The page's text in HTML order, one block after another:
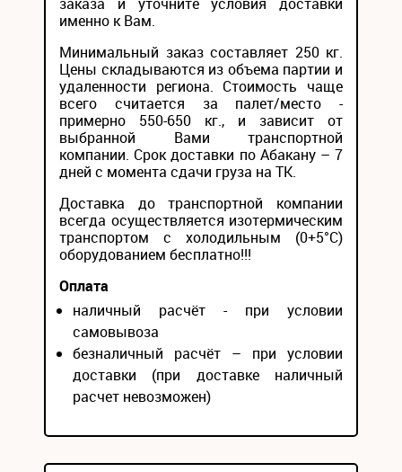
именно к Вам.
Минимальный заказ составляет 250 кг.
Цены складываются из объема партии и
удаленности региона. Стоимость чаще
всего считается за палет/место -
примерно 550-650 кг., и зависит от
выбранной Вами транспортной
компании. Срок доставки по Абакану – 7
дней с момента сдачи груза на ТК.
Доставка до транспортной компании
всегда осуществляется изотермическим
транспортом с холодильным (0+5°С)
оборудованием бесплатно!!!
Оплата
наличный расчёт - при условии
самовывоза
безналичный расчёт – при условии
доставки (при доставке наличный
расчет невозможен)